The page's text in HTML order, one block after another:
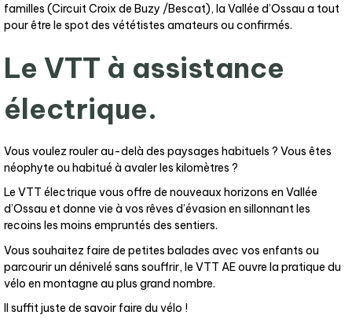
familles (Circuit Croix de Buzy /Bescat), la Vallée d’Ossau a tout
pour être le spot des vététistes amateurs ou confirmés.
Le VTT à assistance
électrique.
Vous voulez rouler au-delà des paysages habituels ? Vous êtes
néophyte ou habitué à avaler les kilomètres ?
Le VTT électrique vous offre de nouveaux horizons en Vallée
d’Ossau et donne vie à vos rêves d’évasion en sillonnant les
recoins les moins empruntés des sentiers.
Vous souhaitez faire de petites balades avec vos enfants ou
parcourir un dénivelé sans souffrir, le VTT AE ouvre la pratique du
vélo en montagne au plus grand nombre.
Il suffit juste de savoir faire du vélo !